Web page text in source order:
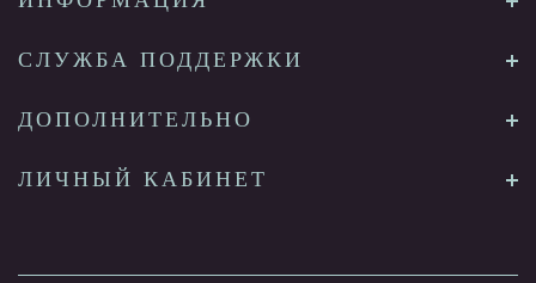
СЛУЖБА ПОДДЕРЖКИ
ДОПОЛНИТЕЛЬНО
ЛИЧНЫЙ КАБИНЕТ